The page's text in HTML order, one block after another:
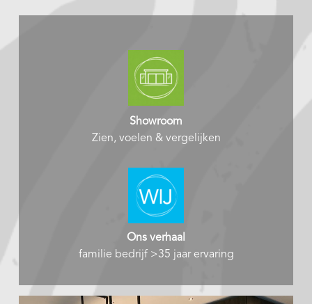
Showroom
Zien, voelen & vergelijken
Ons verhaal
familie bedrijf >35 jaar ervaring